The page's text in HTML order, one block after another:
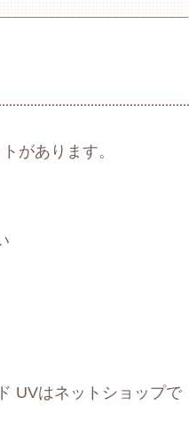
があります。
UVはネットショップで